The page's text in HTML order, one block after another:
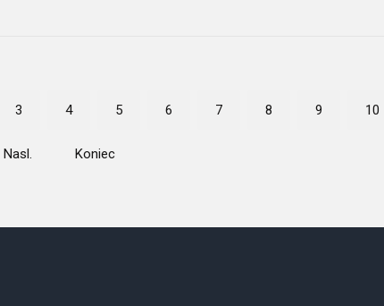
3 4 5 6 7 8 9 10
Nasl. Koniec